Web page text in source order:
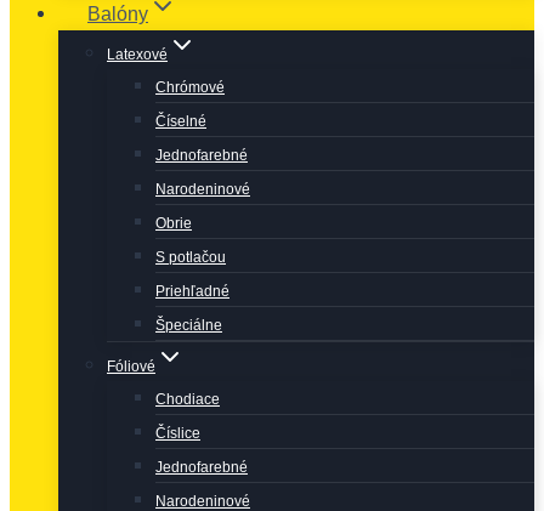
Balóny
Latexové
Chrómové
Číselné
Jednofarebné
Narodeninové
Obrie
S potlačou
Priehľadné
Špeciálne
Fóliové
Chodiace
Číslice
Jednofarebné
Narodeninové